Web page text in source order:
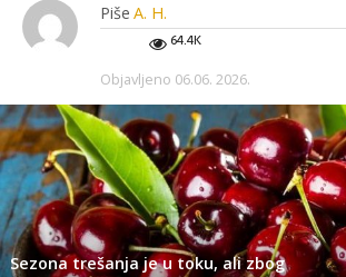
Piše A. H.
64.4K
Objavljeno 06.06. 2026.
Sezona trešanja je u toku, ali zbog